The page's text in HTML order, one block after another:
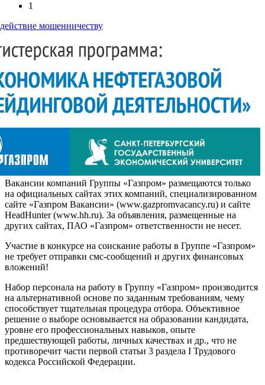
1
мошенничеству
Вакансии компаний Группы «Газпром» размещаются только
на официальных сайтах этих компаний, специализированном
сайте «Газпром Вакансии» (www.gazpromvacancy.ru) и сайте
HeadHunter (www.hh.ru). За объявления, размещенные на
других сайтах, ПАО «Газпром» ответственности не несет.
Участие в конкурсе на соискание работы в Группе «Газпром»
не требует отправки смс-сообщений и других финансовых
вложений!
Набор персонала на работу в Группу «Газпром» производится
на альтернативной основе по заданным требованиям, чему
способствует тщательная процедура отбора. Объективное
решение о выборе основывается на образовании кандидата,
уровне его профессиональных навыков, опыте
предшествующей работы, личных качествах и др., что не
противоречит части первой статьи 3 раздела I Трудового
кодекса Российской Федерации.